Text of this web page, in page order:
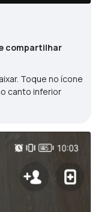
compartilhar
Toque no ícone
canto inferior